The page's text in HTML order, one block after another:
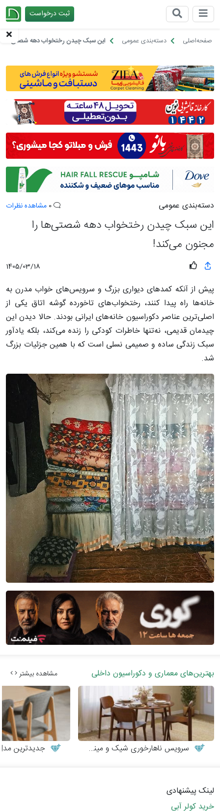
ثبت درخواست
صفحه‌اصلی دسته‌بندی عمومی این سبک چیدن رختخواب دهه شصتی‌ها
دسته‌بندی عمومی مشاهده نظرات
این سبک چیدن رختخواب دهه شصتی‌ها را
مجنون می‌کند!
1405/03/18
پیش از آنکه کمدهای دیواری بزرگ و سرویس‌های خواب مدرن به
خانه‌ها راه پیدا کنند، رختخواب‌های تاخورده گوشه اتاق یکی از
اصلی‌ترین عناصر دکوراسیون خانه‌های ایرانی بودند. حالا دیدن این
چیدمان قدیمی، نه‌تنها خاطرات کودکی را زنده می‌کند، بلکه یادآور
سبک زندگی ساده و صمیمی نسلی است که با همین جزئیات بزرگ
شد.
بهترین‌های معماری و دکوراسیون داخلی مشاهده بیشتر
سرویس ناهارخوری شیک و مینیمال جدیدترین مدل‌های
لینک پیشنهادی
خرید کولر آبی